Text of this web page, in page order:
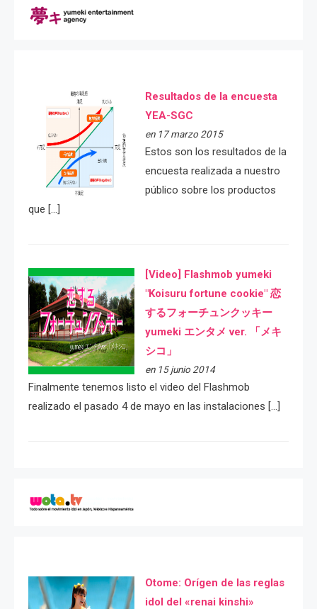
Resultados de la encuesta
YEA-SGC
en 17 marzo 2015
Estos son los resultados de la
encuesta realizada a nuestro
público sobre los productos
que […]
[Video] Flashmob yumeki
"Koisuru fortune cookie" 恋
するフォーチュンクッキー
yumeki エンタメ ver. 「メキ
シコ」
en 15 junio 2014
Finalmente tenemos listo el video del Flashmob
realizado el pasado 4 de mayo en las instalaciones […]
Otome: Orígen de las reglas
idol del «renai kinshi»